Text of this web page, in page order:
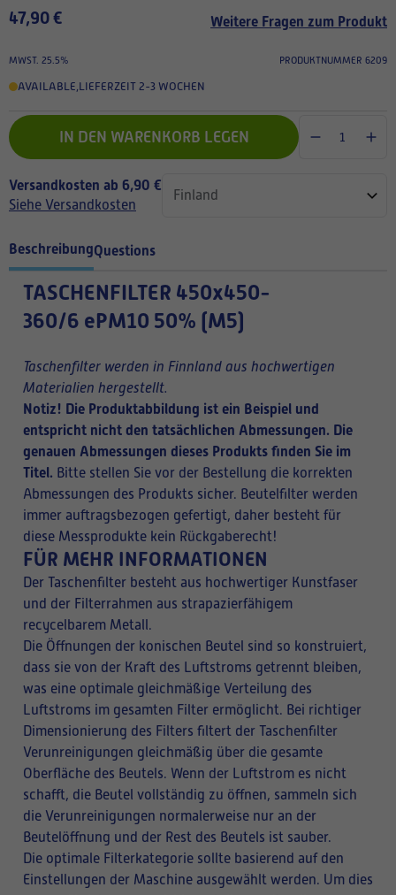
47,90 € Weitere Fragen zum Produkt
MWST. 25.5% PRODUKTNUMMER 6209
AVAILABLE,LIEFERZEIT 2-3 WOCHEN
IN DEN WARENKORB LEGEN
Versandkosten ab 6,90 €
Siehe Versandkosten
BeschreibungQuestions
TASCHENFILTER 450x450-
360/6 ePM10 50% (M5)
Taschenfilter werden in Finnland aus hochwertigen
Materialien hergestellt.
Notiz! Die Produktabbildung ist ein Beispiel und
entspricht nicht den tatsächlichen Abmessungen. Die
genauen Abmessungen dieses Produkts finden Sie im
Titel. Bitte stellen Sie vor der Bestellung die korrekten
Abmessungen des Produkts sicher. Beutelfilter werden
immer auftragsbezogen gefertigt, daher besteht für
diese Messprodukte kein Rückgaberecht!
FÜR MEHR INFORMATIONEN
Der Taschenfilter besteht aus hochwertiger Kunstfaser
und der Filterrahmen aus strapazierfähigem
recycelbarem Metall.
Die Öffnungen der konischen Beutel sind so konstruiert,
dass sie von der Kraft des Luftstroms getrennt bleiben,
was eine optimale gleichmäßige Verteilung des
Luftstroms im gesamten Filter ermöglicht. Bei richtiger
Dimensionierung des Filters filtert der Taschenfilter
Verunreinigungen gleichmäßig über die gesamte
Oberfläche des Beutels. Wenn der Luftstrom es nicht
schafft, die Beutel vollständig zu öffnen, sammeln sich
die Verunreinigungen normalerweise nur an der
Beutelöffnung und der Rest des Beutels ist sauber.
Die optimale Filterkategorie sollte basierend auf den
Einstellungen der Maschine ausgewählt werden. Um dies